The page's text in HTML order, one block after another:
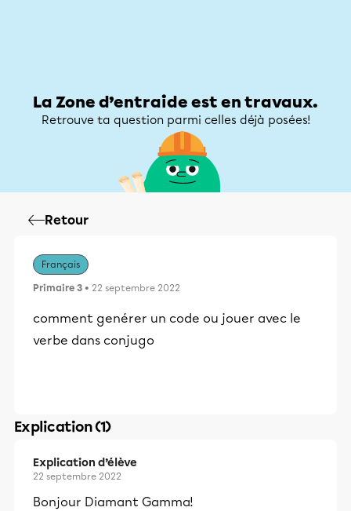
La Zone d’entraide est en travaux.
Retrouve ta question parmi celles déjà posées!
Retour
Français
Primaire 3 • 22 septembre 2022
comment genérer un code ou jouer avec le
verbe dans conjugo
Explication (1)
Explication d’élève
22 septembre 2022
Bonjour Diamant Gamma!